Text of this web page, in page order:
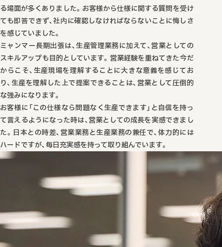
る場面が多くありました。お客様から仕様に関する質問を受け
ても即答できず、社内に確認しなければならないことに悔しさ
を感じていました。
ミャンマー長期出張は、生産管理業務に加えて、営業としての
スキルアップも目的としています。営業経験を重ねてきた今だ
からこそ、生産現場を理解することに大きな意義を感じてお
り、生産を理解した上で提案できることは、営業として圧倒的
な強みになります。
お客様に「この仕様なら問題なく生産できます」と自信を持っ
て言えるようになった時は、営業としての成長を実感できまし
た。日本との時差、営業業務と生産業務の兼任で、体力的には
ハードですが、毎日充実感を持って取り組んでいます。